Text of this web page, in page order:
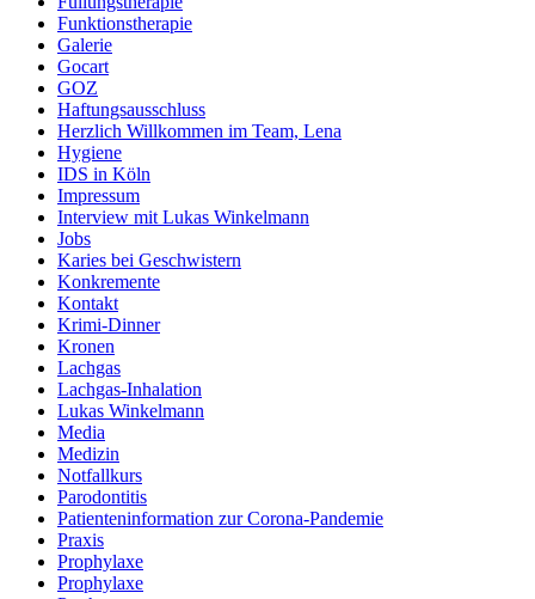
Funktionstherapie
Galerie
Gocart
GOZ
Haftungsausschluss
Herzlich Willkommen im Team, Lena
Hygiene
IDS in Köln
Impressum
Interview mit Lukas Winkelmann
Jobs
Karies bei Geschwistern
Konkremente
Kontakt
Krimi-Dinner
Kronen
Lachgas
Lachgas-Inhalation
Lukas Winkelmann
Media
Medizin
Notfallkurs
Parodontitis
Patienteninformation zur Corona-Pandemie
Praxis
Prophylaxe
Prophylaxe